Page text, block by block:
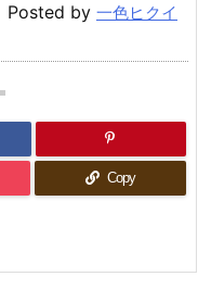
Posted by 一色ヒクイ
Copy